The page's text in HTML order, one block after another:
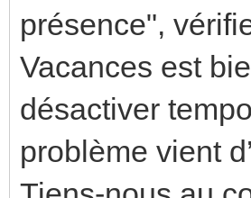
présence",
Vacances est
désactiver
problème vient